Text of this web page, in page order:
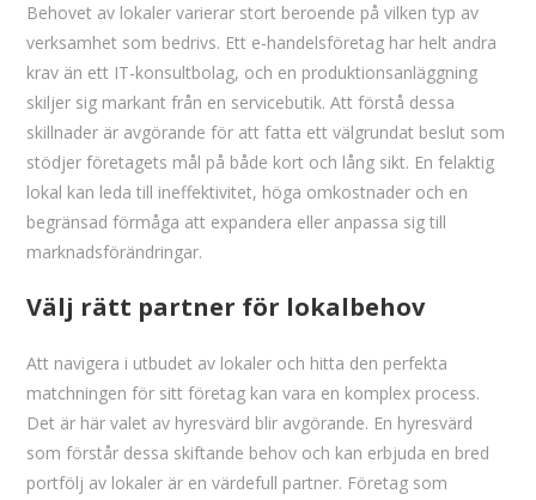
Behovet av lokaler varierar stort beroende på vilken typ av
verksamhet som bedrivs. Ett e-handelsföretag har helt andra
krav än ett IT-konsultbolag, och en produktionsanläggning
skiljer sig markant från en servicebutik. Att förstå dessa
skillnader är avgörande för att fatta ett välgrundat beslut som
stödjer företagets mål på både kort och lång sikt. En felaktig
lokal kan leda till ineffektivitet, höga omkostnader och en
begränsad förmåga att expandera eller anpassa sig till
marknadsförändringar.
Välj rätt partner för lokalbehov
Att navigera i utbudet av lokaler och hitta den perfekta
matchningen för sitt företag kan vara en komplex process.
Det är här valet av hyresvärd blir avgörande. En hyresvärd
som förstår dessa skiftande behov och kan erbjuda en bred
portfölj av lokaler är en värdefull partner. Företag som